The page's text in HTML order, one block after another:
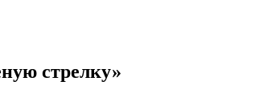
стрелку»